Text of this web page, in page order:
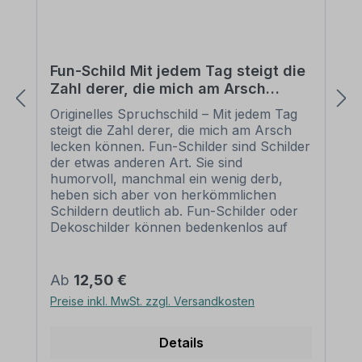
Fun-Schild Mit jedem Tag steigt die
Zahl derer, die mich am Arsch
lecken können
Originelles Spruchschild – Mit jedem Tag
steigt die Zahl derer, die mich am Arsch
lecken können. Fun-Schilder sind Schilder
der etwas anderen Art. Sie sind
humorvoll, manchmal ein wenig derb,
heben sich aber von herkömmlichen
Schildern deutlich ab. Fun-Schilder oder
Dekoschilder können bedenkenlos auf
werden. Unsere Fun-Schilder sind als
Standardschilder oder in einer
individualisierten Ausführung erhältlich.
Dekoschildes Mit jedem Tag steigt die Zahl
Regulärer Preis:
Ab 12,50 €
Preise inkl. MwSt. zzgl. Versandkosten
Details